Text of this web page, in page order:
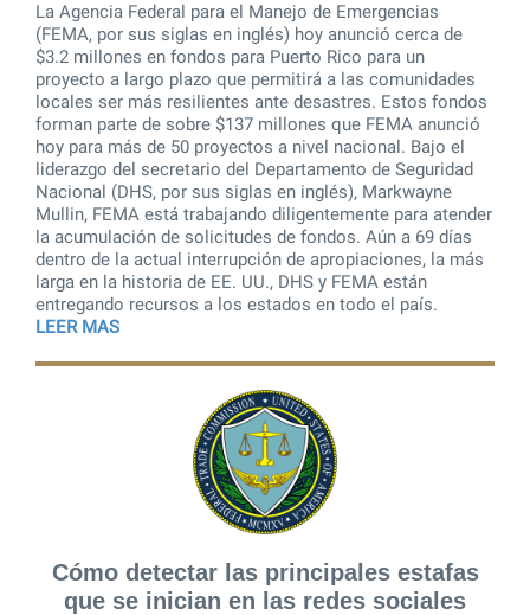
La Agencia Federal para el Manejo de Emergencias
(FEMA, por sus siglas en inglés) hoy anunció cerca de
$3.2 millones en fondos para Puerto Rico para un
proyecto a largo plazo que permitirá a las comunidades
locales ser más resilientes ante desastres. Estos fondos
forman parte de sobre $137 millones que FEMA anunció
hoy para más de 50 proyectos a nivel nacional. Bajo el
liderazgo del secretario del Departamento de Seguridad
Nacional (DHS, por sus siglas en inglés), Markwayne
Mullin, FEMA está trabajando diligentemente para atender
la acumulación de solicitudes de fondos. Aún a 69 días
dentro de la actual interrupción de apropiaciones, la más
larga en la historia de EE. UU., DHS y FEMA están
entregando recursos a los estados en todo el país.
LEER MAS
Cómo detectar las principales estafas
que se inician en las redes sociales